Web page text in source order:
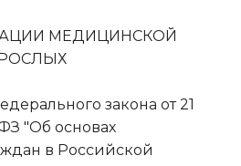
МЕДИЦИНСКОЙ
закона от 21
"Об основах
в Российской